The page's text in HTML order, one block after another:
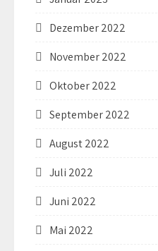
Dezember 2022
November 2022
Oktober 2022
September 2022
August 2022
Juli 2022
Juni 2022
Mai 2022